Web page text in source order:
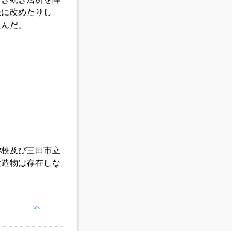
改めたりし
だ。
及び三田市立
物は存在しな